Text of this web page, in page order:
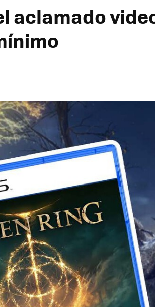
aclamado